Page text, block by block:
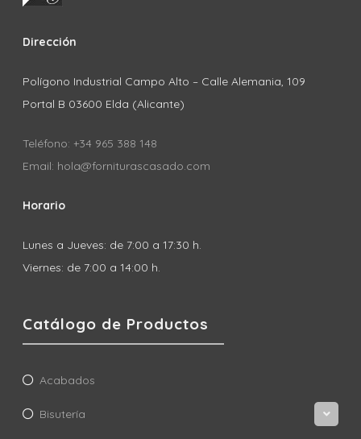
Dirección
Polígono Industrial Campo Alto – Calle Alemania, 109
Portal B 03600 Elda (Alicante)
Teléfono: +34 965 388 148
Email: hola@forniturascasado.com
Horario
Lunes a Jueves: de 7:00 a 17:30 h.
Viernes: de 7:00 a 14:00 h.
Catálogo de Productos
Acabados
Bisutería